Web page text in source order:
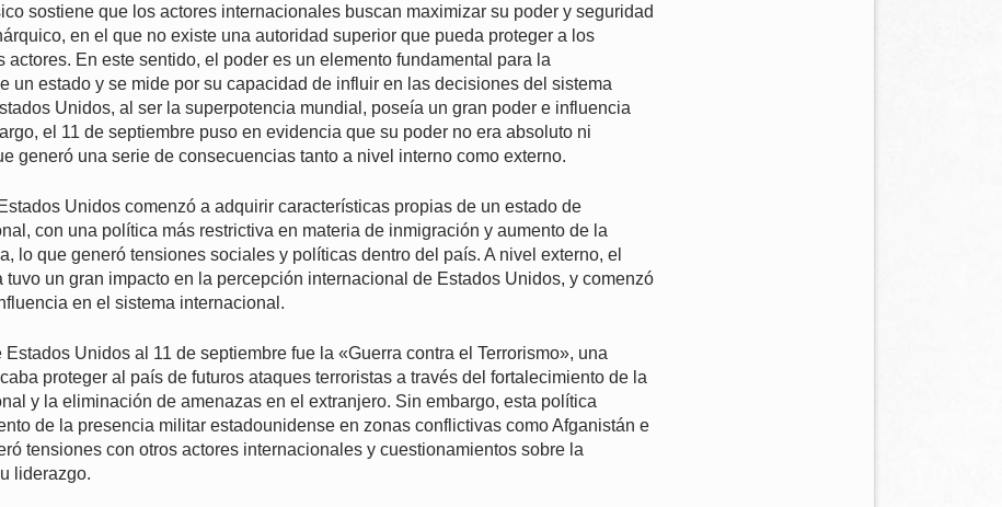
sostiene que los actores internacionales buscan maximizar su poder y seguridad
en el que no existe una autoridad superior que pueda proteger a los
actores. En este sentido, el poder es un elemento fundamental para la
un estado y se mide por su capacidad de influir en las decisiones del sistema
Unidos, al ser la superpotencia mundial, poseía un gran poder e influencia
el 11 de septiembre puso en evidencia que su poder no era absoluto ni
generó una serie de consecuencias tanto a nivel interno como externo.
Unidos comenzó a adquirir características propias de un estado de
con una política más restrictiva en materia de inmigración y aumento de la
lo que generó tensiones sociales y políticas dentro del país. A nivel externo, el
tuvo un gran impacto en la percepción internacional de Estados Unidos, y comenzó
en el sistema internacional.
Estados Unidos al 11 de septiembre fue la «Guerra contra el Terrorismo», una
proteger al país de futuros ataques terroristas a través del fortalecimiento de la
y la eliminación de amenazas en el extranjero. Sin embargo, esta política
de la presencia militar estadounidense en zonas conflictivas como Afganistán e
tensiones con otros actores internacionales y cuestionamientos sobre la
liderazgo.